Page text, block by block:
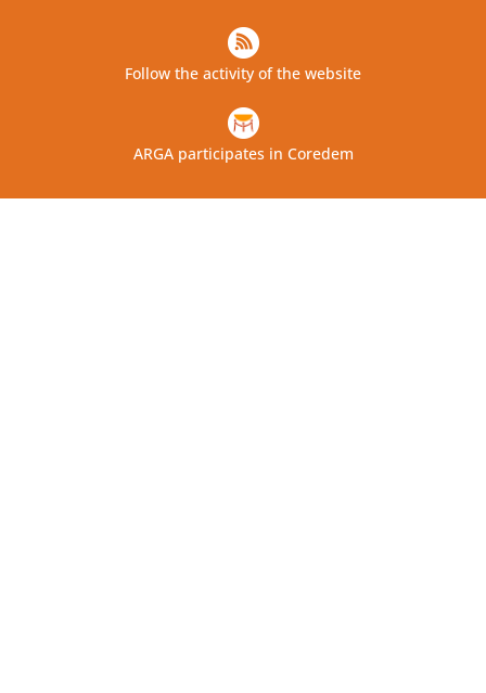
Follow the activity of the website
ARGA participates in Coredem